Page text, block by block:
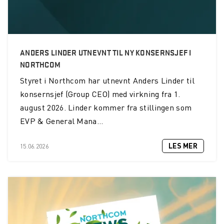
Northcom og Politiet har signert ny rammeavtale for
radioterminaler
Northcom blir med i Nokia Global Partner Program
Valkyrje by Northcom
Northcom kjøper det finske tek-selskapet Portalify
Northcom har levert komplett nettverksløsning til Boreal
Team Peplink blir Team Northcom
ANDERS LINDER UTNEVNT TIL NY KONSERNSJEF I
NORTHCOM
Styret i Northcom har utnevnt Anders Linder til
konsernsjef (Group CEO) med virkning fra 1.
august 2026. Linder kommer fra stillingen som
EVP & General Mana...
15.06.2026 LES MER